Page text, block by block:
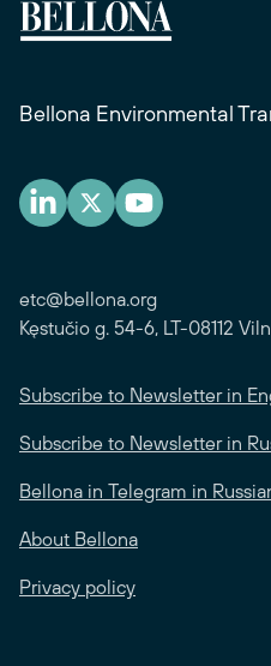
Bellona Environmental
etc@bellona.org
Kęstučio g. 54-6, LT-08112
Subscribe to Newsletter in
Subscribe to Newsletter in
Bellona in Telegram in
About Bellona
Privacy policy